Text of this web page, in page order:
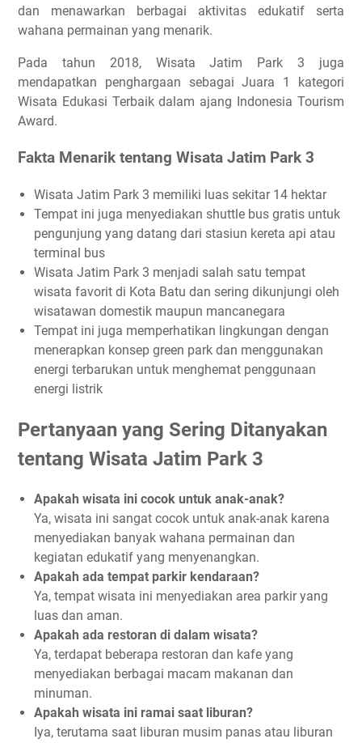
dan menawarkan berbagai aktivitas edukatif serta
wahana permainan yang menarik.
Pada tahun 2018, Wisata Jatim Park 3 juga
mendapatkan penghargaan sebagai Juara 1 kategori
Wisata Edukasi Terbaik dalam ajang Indonesia Tourism
Award.
Fakta Menarik tentang Wisata Jatim Park 3
Wisata Jatim Park 3 memiliki luas sekitar 14 hektar
Tempat ini juga menyediakan shuttle bus gratis untuk
pengunjung yang datang dari stasiun kereta api atau
terminal bus
Wisata Jatim Park 3 menjadi salah satu tempat
wisata favorit di Kota Batu dan sering dikunjungi oleh
wisatawan domestik maupun mancanegara
Tempat ini juga memperhatikan lingkungan dengan
menerapkan konsep green park dan menggunakan
energi terbarukan untuk menghemat penggunaan
energi listrik
Pertanyaan yang Sering Ditanyakan
tentang Wisata Jatim Park 3
Apakah wisata ini cocok untuk anak-anak?
Ya, wisata ini sangat cocok untuk anak-anak karena
menyediakan banyak wahana permainan dan
kegiatan edukatif yang menyenangkan.
Apakah ada tempat parkir kendaraan?
Ya, tempat wisata ini menyediakan area parkir yang
luas dan aman.
Apakah ada restoran di dalam wisata?
Ya, terdapat beberapa restoran dan kafe yang
menyediakan berbagai macam makanan dan
minuman.
Apakah wisata ini ramai saat liburan?
Iya, terutama saat liburan musim panas atau liburan